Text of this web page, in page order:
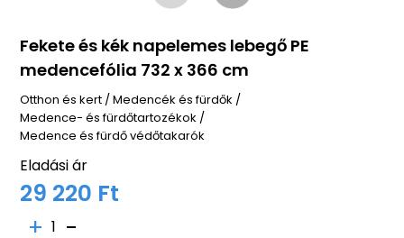
Fekete és kék napelemes lebegő PE
medencefólia 732 x 366 cm
Otthon és kert /Medencék és fürdők /
Medence- és fürdőtartozékok /
Medence és fürdő védőtakarók
Eladási ár
29 220 Ft
1